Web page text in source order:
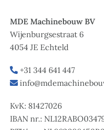
MDE Machinebouw BV
Wijenburgsestraat 6
4054 JE Echteld
+31 344 641 447
KvK: 81427026
IBAN nr.: